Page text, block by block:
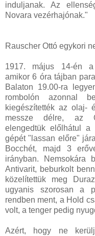
induljanak. Az
Novara vezérhajónak."
Rauscher Ottó egykori
1917. május 14-én a
amikor 6 óra tájban
Balaton 19.00-ra
rombolón azonnal
kiegészítették az olaj-
messze délre, az
elengedtük előlhátul a
gépét "lassan előre"
Bocchét, majd 3
irányban. Nemsokára
Antivarit, beburkolt
közelítettük meg
ugyanis szorosan a
rendben ment, a Hold
volt, a tenger pedig
Azért, hogy ne